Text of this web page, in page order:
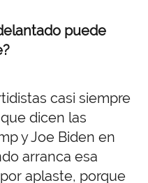
puede
casi siempre
dicen las
y Joe Biden en
arranca esa
aplaste, porque